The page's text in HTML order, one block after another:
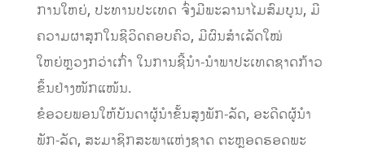
ການໃຫຍ່, ປະທານປະເທດ ຈົ່ງມີພະລານາໄມສົມບູນ, ມີ
ຄວາມຜາສຸກໃນຊີວິດຄອບຄົວ, ມີຜົນສໍາເລັດໃໝ່
ໃຫຍ່ຫຼວງກວ່າເກົ່າ ໃນການຊີ້ນໍາ-ນໍາພາປະເທດຊາດກ້າວ
ຂຶ້ນຢ່າງໜັກແໜ້ນ.
ຂໍອວຍພອນໃຫ້ບັນດາຜູ້ນໍາຂັ້ນສູງພັກ-ລັດ, ອະດີດຜູ້ນໍາ
ພັກ-ລັດ, ສະມາຊິກສະພາແຫ່ງຊາດ ຕະຫຼອດຮອດພະ